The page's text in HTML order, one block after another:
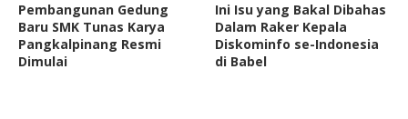
Pembangunan Gedung
Baru SMK Tunas Karya
Pangkalpinang Resmi
Dimulai
Ini Isu yang Bakal Dibahas
Dalam Raker Kepala
Diskominfo se-Indonesia
di Babel